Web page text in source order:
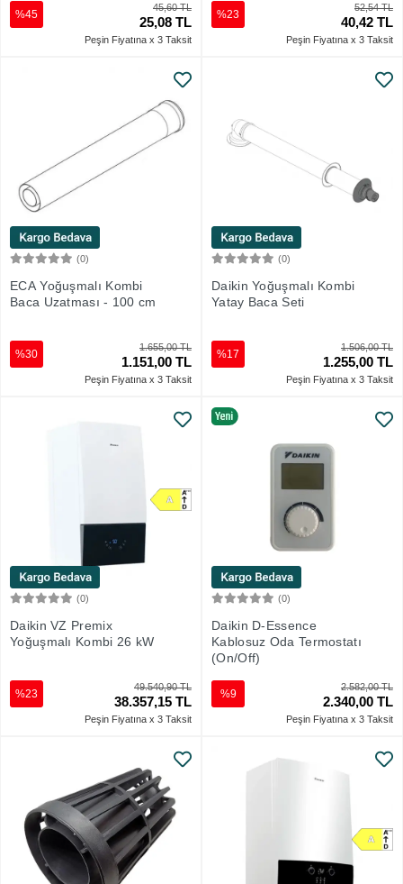
45,60 TL
25,08 TL
%45
Peşin Fiyatına x 3 Taksit
52,54 TL
40,42 TL
%23
Peşin Fiyatına x 3 Taksit
(0)
ECA Yoğuşmalı Kombi
Baca Uzatması - 100 cm
1.655,00 TL
1.151,00 TL
%30
Peşin Fiyatına x 3 Taksit
(0)
Daikin Yoğuşmalı Kombi
Yatay Baca Seti
1.506,00 TL
1.255,00 TL
%17
Peşin Fiyatına x 3 Taksit
(0)
Daikin VZ Premix
Yoğuşmalı Kombi 26 kW
49.540,90 TL
38.357,15 TL
%23
Peşin Fiyatına x 3 Taksit
(0)
Daikin D-Essence
Kablosuz Oda Termostatı
(On/Off)
2.582,00 TL
2.340,00 TL
%9
Peşin Fiyatına x 3 Taksit